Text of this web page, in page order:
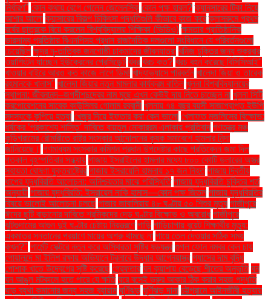
নির্ধারণ" কোন কথায় রেগে গেলেন জেলেনস্কি কোন পক্ষ হারল? ক্যানসারের টিকা নিয়ে
আশার আলো ক্যান্সারের বিকল্প চিকিৎসা পদ্ধতিগুলি কীভাবে কাজ করে ক্লাসরুমে প্রথম
বর্ষের ছাত্রকে বিয়ে করলেন বিশ্ববিদ্যালয় শিক্ষিকা (ভিডিও) ক্ষমতার প্রাতিষ্ঠানিক
ভারসাম্য প্রতিষ্ঠায় বিএনপিসহ প্রধান রাজনৈতিক দলগুলো সংবিধানে যে পরিবর্তনগুলো
চেয়েছিল ক্ষুদ্র নৃ-তাত্বিক জনগোষ্ঠী চাকমাদের জীবনযাত্রা খনিজ চুক্তির জন্য শুক্রবার
ওয়াশিংটন যাচ্ছেন ইউক্রেনের প্রেসিডেন্ট খবর খরচ কত? খরচ বহন করেছে বিসিসিআই"
খাওয়ার বাইরে আরও কত কাজে লাগে ডিম! খাদ্যাভ্যাসে পরিবর্তন খালেদা জিয়া ও তারেক
রহমানকে খালাস'' খালেদা জিয়ার নতুন মামলার কার্যক্রম বাতিল খুলনা বিশ্ববিদ্যালয়ের
স্থাপনা: জীবনানন্দ–জগদীশচন্দ্রের নাম মুছে এখন কেউই দায় নিতে চাচ্ছেন না খুলনা সিটি
করপোরেশনের সাবেক কাউন্সিলর গোলাম রব্বানী খুলনায় ৭৪ বছর বয়সী সাজাপ্রাপ্ত ইউপি
সদস্যকে কুপিয়ে হত্যা খেজুর দিয়ে ইফতার করা কেন ভালো খেলাফত মজলিসের বিক্ষোভ:
ধর্ষকের ‘প্রকাশ্যে শাস্তি’ দাবিতে বায়তুল মোকাররম এলাকায় প্রতিবাদ গণতন্ত্র মঞ্চ
কুড়িগ্রামের রৌমারীতে রাষ্ট্র সংস্কার আন্দোলনের কৃষক সমাবেশে হামলার নিন্দা
জানিয়েছে। গণমাধ্যম সংস্কার কমিশন প্রধান উপদেষ্টার কাছে প্রতিবেদন জমা দিল
গতকাল বৃহস্পতিবার সন্ধ্যায় গাজায় ইসরাইলের হামলার মধ্যে ৮০০ কোটি ডলারের অস্ত্র
সহায়তা ঘোষণা যুক্তরাষ্ট্রের গাজায় ইসরায়েলি হামলায় ১৭ জন নিহত গাজায় দ্বিতীয়
ধাপের যুদ্ধবিরতি আলোচনা: অনিশ্চয়তার মাঝে পরিস্থিতি গাজায় যুদ্ধবিরতি চুক্তির শর্ত
অনুযায়ী গাজায় যুদ্ধবিরতি: ইসরায়েল নাকি হামাস—কোন পক্ষ জিতল গাজায় যুদ্ধবিরতির
বিষয়ে ভালোই আলোচনা চলছে গাজার জাবালিয়ায় ৪৮ ঘণ্টায় ৫০ শিশুর মৃত্যু গাজীপুরে
ঈদের ছুটি বাড়ানোর দাবিতে শ্রমিকদের দেড় ঘণ্টার বিক্ষোভ ও অবরোধ গাজীপুরে
ঝুটগুদামের আগুন দুই ঘণ্টার চেষ্টায় নিয়ন্ত্রণে গাড়ি গাড়িচাপায় বুয়েট শিক্ষার্থীর মৃত্যু:
একমাত্র সন্তানের প্রয়াণে মায়ের অশ্রু থামছে না গায়ে তেল দেওয়ার সঠিক সময়
কখন?" গার্মেন্ট সেক্টরে নতুন করে অস্থিরতা সৃষ্টির ষড়যন্ত্র গুগল ফোন নম্বর কেন চায়
গোয়ালন্দে মা ইলিশ রক্ষায় অভিযানে ট্রলারে উদ্ধার আগ্নেয়াস্ত্র গ্যাসের দাম বৃদ্ধি
পোশাক খাতে উদ্বেগের সৃষ্টি করেছে গ্রেফতার ঘন কুয়াশায় বেড়েছে শীতের অনুভূতি ঘন
ঘন আঙুল মটকালে হতে পারে যে ক্ষতি ঘরে বসেই ভ্রুর আকার ঠিক করার সহজ পদ্ধতি
ঘাড় ব্যথা কমানোর জন্য সহজ ব্যায়াম ঘূর্ণিঝড় ঘূর্ণিঝড় দানা চট্টগ্রামে আইনজীবী হত্যায়